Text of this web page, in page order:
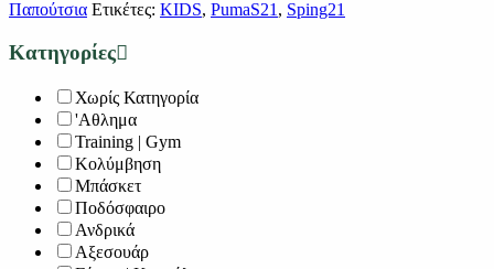
Παπούτσια Ετικέτες: KIDS, PumaS21 , Sping21
Κατηγορίες
Χωρίς Κατηγορία
'Αθλημα
Training | Gym
Κολύμβηση
Μπάσκετ
Ποδόσφαιρο
Ανδρικά
Αξεσουάρ